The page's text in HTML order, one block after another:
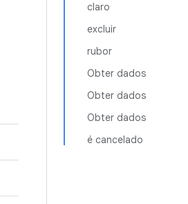
claro
excluir
rubor
Obter dados
Obter dados
Obter dados
é cancelado